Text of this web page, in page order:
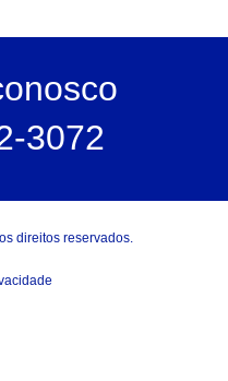
3072
direitos reservados.